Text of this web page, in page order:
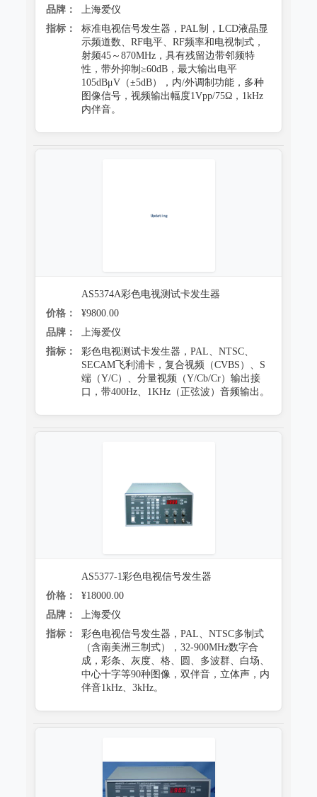
品牌：
上海爱仪
指标：
标准电视信号发生器，PAL制，LCD液晶显
示频道数、RF电平、RF频率和电视制式，
射频45～870MHz，具有残留边带邻频特
性，带外抑制≥60dB，最大输出电平
105dBμV（±5dB），内/外调制功能，多种
图像信号，视频输出幅度1Vpp/75Ω，1kHz
内伴音。
AS5374A彩色电视测试卡发生器
价格：
¥9800.00
品牌：
上海爱仪
指标：
彩色电视测试卡发生器，PAL、NTSC、
SECAM飞利浦卡，复合视频（CVBS）、S
端（Y/C）、分量视频（Y/Cb/Cr）输出接
口，带400Hz、1KHz（正弦波）音频输出。
AS5377-1彩色电视信号发生器
价格：
¥18000.00
品牌：
上海爱仪
指标：
彩色电视信号发生器，PAL、NTSC多制式
（含南美洲三制式），32-900MHz数字合
成，彩条、灰度、格、圆、多波群、白场、
中心十字等90种图像，双伴音，立体声，内
伴音1kHz、3kHz。